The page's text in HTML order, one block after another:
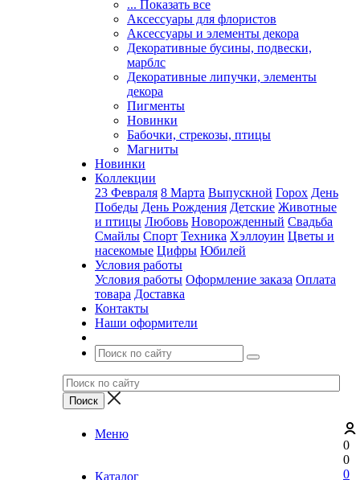
... Показать все
Аксессуары для флористов
Аксессуары и элементы декора
Декоративные бусины, подвески,
марблс
Декоративные липучки, элементы
декора
Пигменты
Новинки
Бабочки, стрекозы, птицы
Магниты
Новинки
Коллекции
23 Февраля 8 Марта Выпускной Горох День
Победы День Рождения Детские Животные
и птицы Любовь Новорожденный Свадьба
Смайлы Спорт Техника Хэллоуин Цветы и
насекомые Цифры Юбилей
Условия работы
Условия работы Оформление заказа Оплата
товара Доставка
Контакты
Наши оформители
Меню
Каталог
0
0
0